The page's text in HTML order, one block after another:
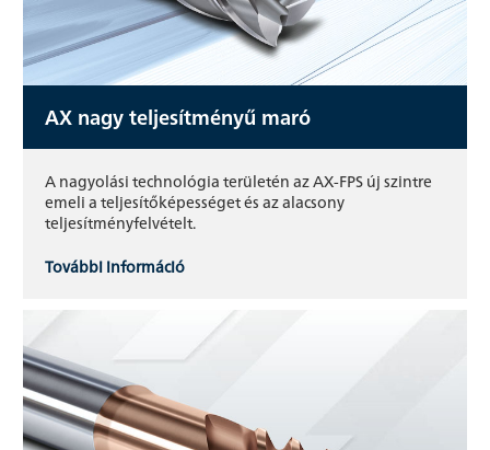
AX nagy teljesítményű maró
A nagyolási technológia területén az AX-FPS új szintre
emeli a teljesítőképességet és az alacsony
teljesítményfelvételt.
További információ